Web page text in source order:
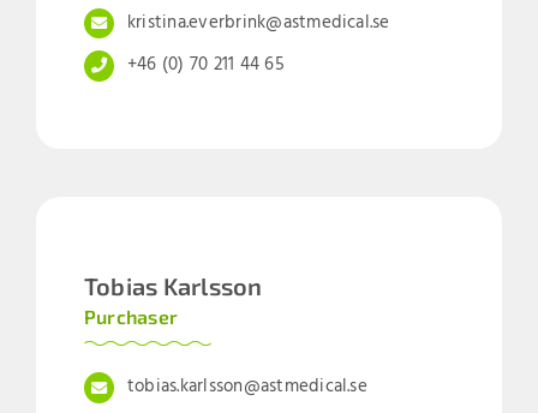
kristina.everbrink@astmedical.se
+46 (0) 70 211 44 65
Tobias Karlsson
Purchaser
tobias.karlsson@astmedical.se